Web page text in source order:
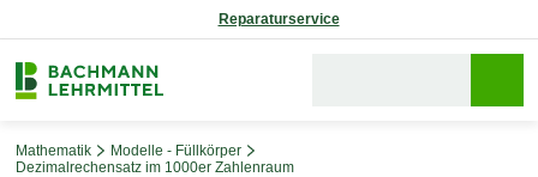
Reparaturservice
Mathematik
Modelle - Füllkörper
Dezimalrechensatz im 1000er Zahlenraum